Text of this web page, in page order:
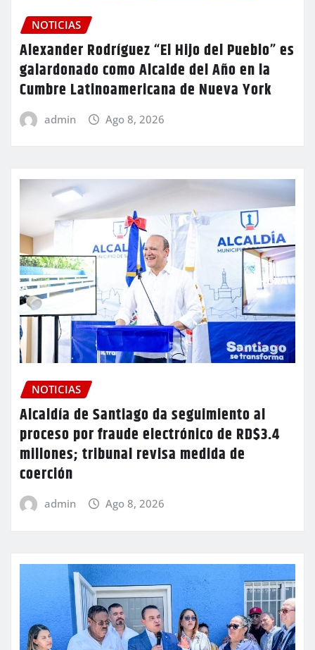
NOTICIAS
Alexander Rodríguez “El Hijo del Pueblo” es
galardonado como Alcalde del Año en la
Cumbre Latinoamericana de Nueva York
admin Ago 8, 2026
NOTICIAS
Alcaldía de Santiago da seguimiento al
proceso por fraude electrónico de RD$3.4
millones; tribunal revisa medida de
coerción
admin Ago 8, 2026